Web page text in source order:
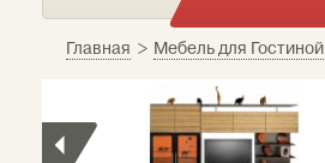
Главная > Мебель для Гостиной